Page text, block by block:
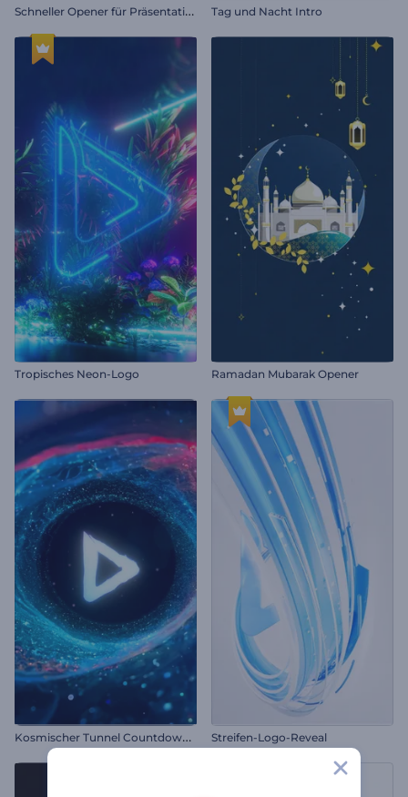
S
chneller Opener für Präsentationen Tag und Nacht Intro
Tropisches Neon-Logo Ramadan Mubarak Opener
K
osmischer Tunnel Countdown Intro Streifen-Logo-Reveal